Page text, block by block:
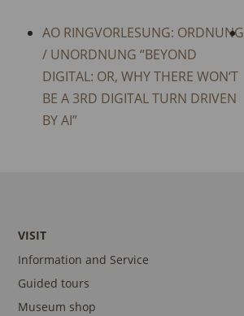
AO RINGVORLESUNG: ORDNUNG
/ UNORDNUNG “BEYOND
DIGITAL: OR, WHY THERE WON‘T
BE A 3RD DIGITAL TURN DRIVEN
BY AI”
VISIT
Information and Service
Guided tours
Museum shop